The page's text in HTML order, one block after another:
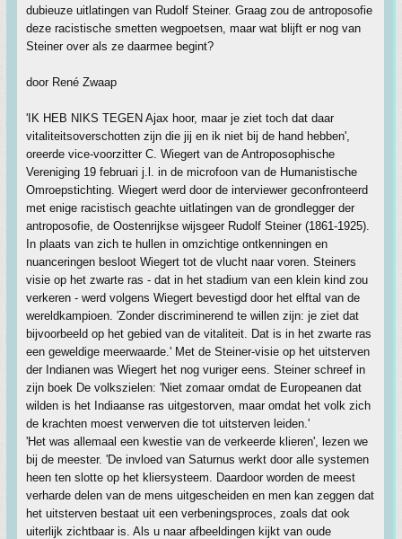
dubieuze uitlatingen van Rudolf Steiner. Graag zou de antroposofie
deze racistische smetten wegpoetsen, maar wat blijft er nog van
Steiner over als ze daarmee begint?
door René Zwaap
'IK HEB NIKS TEGEN Ajax hoor, maar je ziet toch dat daar
vitaliteitsoverschotten zijn die jij en ik niet bij de hand hebben',
oreerde vice-voorzitter C. Wiegert van de Antroposophische
Vereniging 19 februari j.l. in de microfoon van de Humanistische
Omroepstichting. Wiegert werd door de interviewer geconfronteerd
met enige racistisch geachte uitlatingen van de grondlegger der
antroposofie, de Oostenrijkse wijsgeer Rudolf Steiner (1861-1925).
In plaats van zich te hullen in omzichtige ontkenningen en
nuanceringen besloot Wiegert tot de vlucht naar voren. Steiners
visie op het zwarte ras - dat in het stadium van een klein kind zou
verkeren - werd volgens Wiegert bevestigd door het elftal van de
wereldkampioen. 'Zonder discriminerend te willen zijn: je ziet dat
bijvoorbeeld op het gebied van de vitaliteit. Dat is in het zwarte ras
een geweldige meerwaarde.' Met de Steiner-visie op het uitsterven
der Indianen was Wiegert het nog vuriger eens. Steiner schreef in
zijn boek De volkszielen: 'Niet zomaar omdat de Europeanen dat
wilden is het Indiaanse ras uitgestorven, maar omdat het volk zich
de krachten moest verwerven die tot uitsterven leiden.'
'Het was allemaal een kwestie van de verkeerde klieren', lezen we
bij de meester. 'De invloed van Saturnus werkt door alle systemen
heen ten slotte op het kliersysteem. Daardoor worden de meest
verharde delen van de mens uitgescheiden en men kan zeggen dat
het uitsterven bestaat uit een verbeningsproces, zoals dat ook
uiterlijk zichtbaar is. Als u naar afbeeldingen kijkt van oude